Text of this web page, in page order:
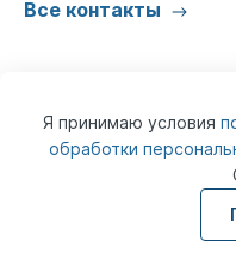
Я принимаю условия
обработки
Все контакты
Информация на сайте
является информацией,
ознакомления